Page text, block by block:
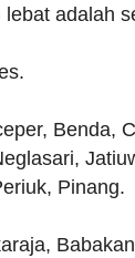
adalah
Benda,
Pinang.